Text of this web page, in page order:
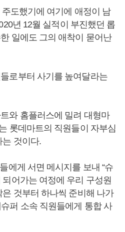
도했기에 여기에 애정이 남
년 12월 실적이 부진했던 롭
일에도 그의 애착이 묻어난
로부터 사기를 높여달라는
와 홈플러스에 밀려 대형마
롯데마트의 직원들이 자부심
는 것이다.
에게 서면 메시지를 보내 “슈
어가는 여정에 우리 구성원
것부터 하나씩 준비해 나가
퍼 소속 직원들에게 통합 사